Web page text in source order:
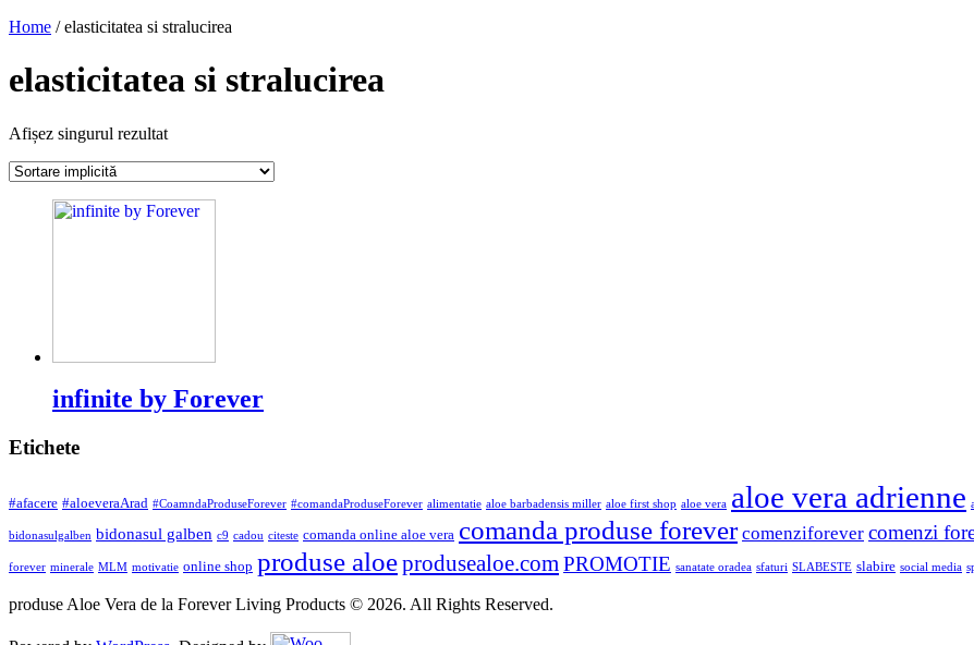
Home / elasticitatea si stralucirea
elasticitatea si stralucirea
Afișez singurul rezultat
infinite by Forever
Etichete
#afacere #aloeveraArad #CoamndaProduseForever #comandaProduseForever alimentatie aloe barbadensis miller aloe first shop aloe vera aloe vera adrienne
bidonasulgalben bidonasul galben c9 cadou citeste comanda online aloe vera comanda produse forever comenziforever comenzi
forever minerale MLM motivatie online shop produse aloeprodusealoe.com PROMOTIE sanatate oradea sfaturi SLABESTE slabire social media
produse Aloe Vera de la Forever Living Products © 2026. All Rights Reserved.